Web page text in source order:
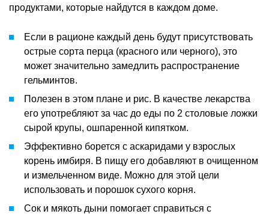
продуктами, которые найдутся в каждом доме.
Если в рационе каждый день будут присутствовать
острые сорта перца (красного или черного), это
может значительно замедлить распространение
гельминтов.
Полезен в этом плане и рис. В качестве лекарства
его употребляют за час до еды по 2 столовые ложки
сырой крупы, ошпаренной кипятком.
Эффективно борется с аскаридами у взрослых
корень имбиря. В пищу его добавляют в очищенном
и измельченном виде. Можно для этой цели
использовать и порошок сухого корня.
Сок и мякоть дыни помогает справиться с